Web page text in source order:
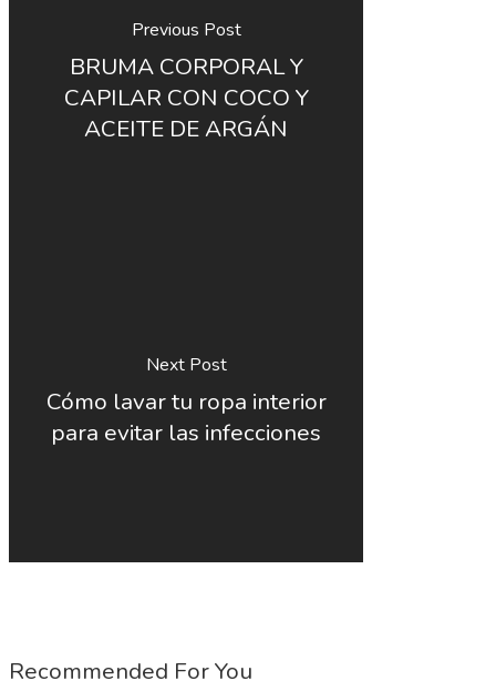
Previous Post
BRUMA CORPORAL Y
CAPILAR CON COCO Y
ACEITE DE ARGÁN
Next Post
Cómo lavar tu ropa interior
para evitar las infecciones
Recommended For You